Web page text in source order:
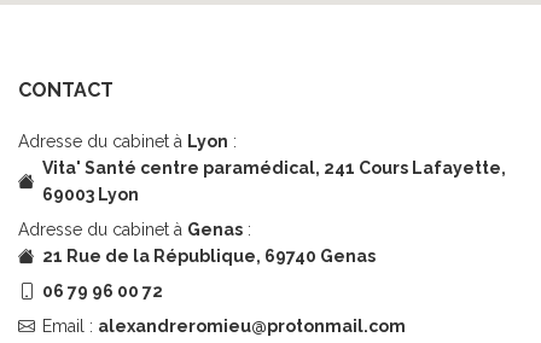
CONTACT
Adresse du cabinet à Lyon :
Vita' Santé centre paramédical, 241 Cours Lafayette,
69003 Lyon
Adresse du cabinet à Genas :
21 Rue de la République, 69740 Genas
06 79 96 00 72
Email : alexandreromieu@protonmail.com